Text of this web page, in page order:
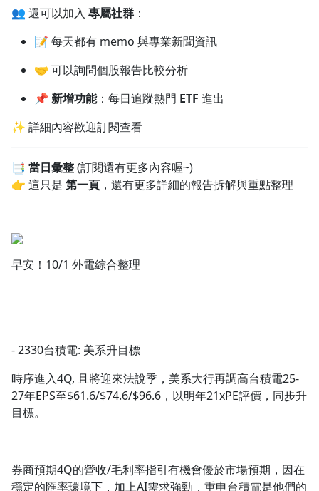
👥 還可以加入 專屬社群 ：
📝 每天都有 memo 與專業新聞資訊
🤝 可以詢問個股報告比較分析
📌 新增功能：每日追蹤熱門 ETF 進出
✨ 詳細內容歡迎訂閱查看
📑 當日彙整(訂閱還有更多內容喔~)
👉 這只是 第一頁 ，還有更多詳細的報告拆解與重點整理
早安！10/1 外電綜合整理
- 2330台積電: 美系升目標
時序進入4Q, 且將迎來法說季，美系大行再調高台積電25-
27年EPS至$61.6/$74.6/$96.6，以明年21xPE評價，同步升
目標。
券商預期4Q的營收/毛利率指引有機會優於市場預期，因在
穩定的匯率環境下，加上AI需求強勁，重申台積電是他們的